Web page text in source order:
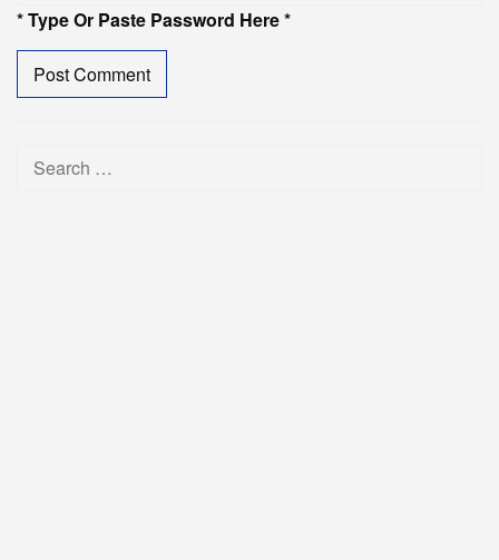
* Type Or Paste Password Here *
Search